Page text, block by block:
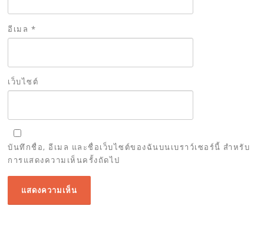
อีเมล *
เว็บไซต์
บันทึกชื่อ, อีเมล และชื่อเว็บไซต์ของฉันบนเบราว์เซอร์นี้ สำหรับ
การแสดงความเห็นครั้งถัดไป